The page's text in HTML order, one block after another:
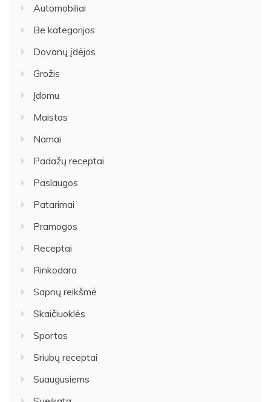
Automobiliai
Be kategorijos
Dovanų įdėjos
Grožis
Įdomu
Maistas
Namai
Padažų receptai
Paslaugos
Patarimai
Pramogos
Receptai
Rinkodara
Sapnų reikšmė
Skaičiuoklės
Sportas
Sriubų receptai
Suaugusiems